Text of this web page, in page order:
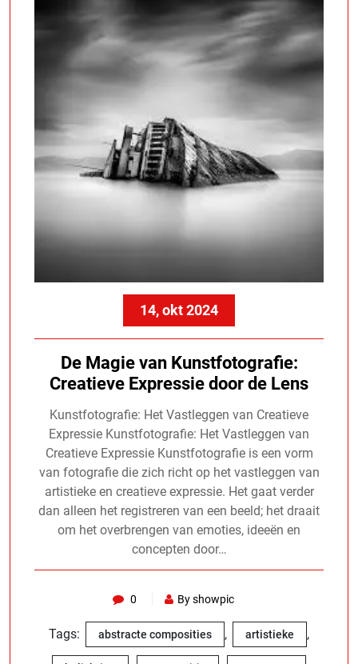
14, okt 2024
De Magie van Kunstfotografie:
Creatieve Expressie door de Lens
Kunstfotografie: Het Vastleggen van Creatieve
Expressie Kunstfotografie: Het Vastleggen van
Creatieve Expressie Kunstfotografie is een vorm
van fotografie die zich richt op het vastleggen van
artistieke en creatieve expressie. Het gaat verder
dan alleen het registreren van een beeld; het draait
om het overbrengen van emoties, ideeën en
concepten door…
0 By showpic
Tags: abstracte composities , artistieke ,